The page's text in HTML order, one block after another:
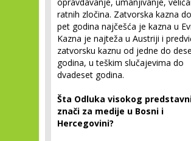
ratnih zločina. Zatvorska kazna
pet godina najčešća je kazna u
Kazna je najteža u Austriji i
zatvorsku kaznu od jedne do
godina, u teškim slučajevima do
dvadeset godina.
Šta Odluka visokog
znači za medije u Bosni i
Hercegovini?